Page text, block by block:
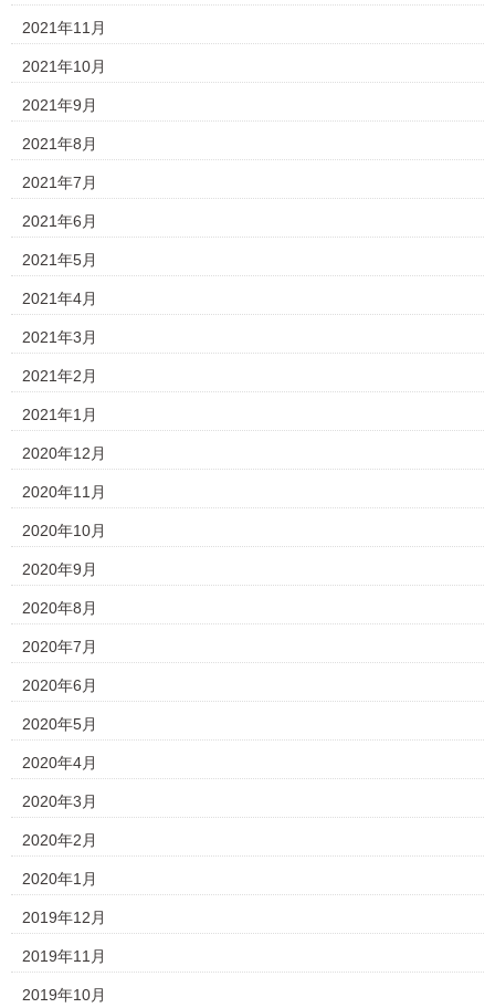
2021年11月
2021年10月
2021年9月
2021年8月
2021年7月
2021年6月
2021年5月
2021年4月
2021年3月
2021年2月
2021年1月
2020年12月
2020年11月
2020年10月
2020年9月
2020年8月
2020年7月
2020年6月
2020年5月
2020年4月
2020年3月
2020年2月
2020年1月
2019年12月
2019年11月
2019年10月